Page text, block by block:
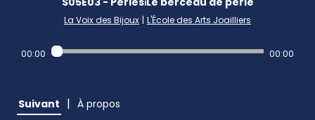
La Voix des Bijoux | L'École des Arts Joailliers
00:00 00:00
Suivant | À propos